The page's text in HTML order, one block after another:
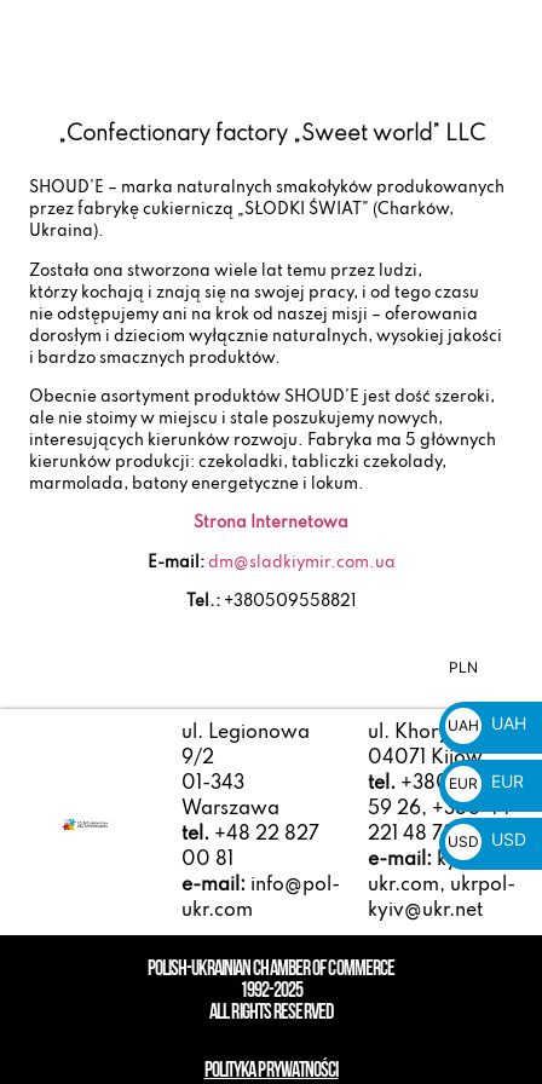
„Confectionary factory „Sweet world” LLC
SHOUD’E – marka naturalnych smakołyków produkowanych
przez fabrykę cukierniczą „SŁODKI ŚWIAT” (Charków,
Ukraina).
Została ona stworzona wiele lat temu przez ludzi,
którzy kochają i znają się na swojej pracy, i od tego czasu
nie odstępujemy ani na krok od naszej misji – oferowania
dorosłym i dzieciom wyłącznie naturalnych, wysokiej jakości
i bardzo smacznych produktów.
Obecnie asortyment produktów SHOUD’E jest dość szeroki,
ale nie stoimy w miejscu i stale poszukujemy nowych,
interesujących kierunków rozwoju. Fabryka ma 5 głównych
kierunków produkcji: czekoladki, tabliczki czekolady,
marmolada, batony energetyczne i lokum.
Strona Internetowa
E-mail: dm@sladkiymir.com.ua
Tel.: +380509558821
ul. Legionowa
9/2
01-343
Warszawa
tel. +48 22 827
00 81
e-mail: info@pol-
ukr.com
ul. Khoryva 4/10
04071 Kijów
tel. +380 50 410
59 26, +380 44
221 48 78
e-mail: kyiv@pol-
ukr.com, ukrpol-
kyiv@ukr.net
POLISH-UKRAINIAN CHAMBER OF COMMERCE
1992-2025
ALL RIGHTS RESERVED
POLITYKA PRYWATNOŚCI
PLN
zł
UAH
₴
UAH
EUR
€
EUR
USD
$
USD